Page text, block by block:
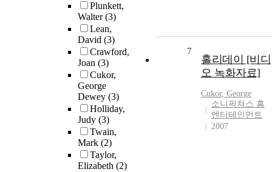
Plunkett,
Walter(3)
Lean,
David (3)
Crawford,
Joan (3)
Cukor,
George
Dewey (3)
Holliday,
Judy (3)
Twain,
Mark (2)
Taylor,
Elizabeth (2)
7
홀리데이 [비디
오 녹화자료]
Cukor, George
소니픽쳐스 홈
엔터테인먼트
2007